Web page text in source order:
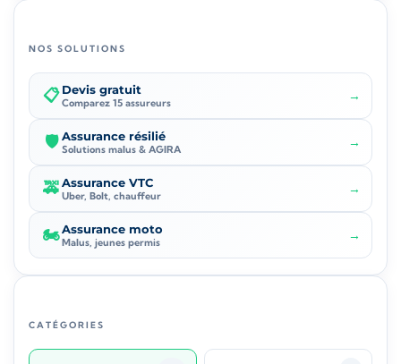
NOS SOLUTIONS
📋 Devis gratuit
Comparez 15 assureurs →
🛡️ Assurance résilié
Solutions malus & AGIRA →
🚕Assurance VTC
Uber, Bolt, chauffeur →
🏍️Assurance moto
Malus, jeunes permis →
CATÉGORIES